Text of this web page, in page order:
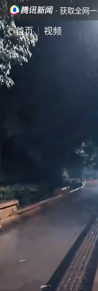
· 获取全网
首页 视频